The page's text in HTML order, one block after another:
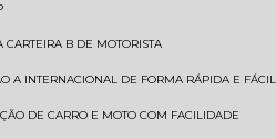
CARTEIRA B DE MOTORISTA
A INTERNACIONAL DE FORMA RÁPIDA E FÁCIL
DE CARRO E MOTO COM FACILIDADE